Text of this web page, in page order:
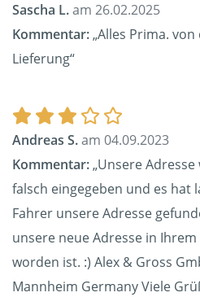
Sascha L.am 26.02.2025
Kommentar:„Alles Prima.
Lieferung“
Andreas S.am 04.09.2023
Kommentar:„Unsere
falsch eingegeben und es hat
Fahrer unsere Adresse
unsere neue Adresse in
worden ist. :) Alex & Gross
Mannheim Germany Viele